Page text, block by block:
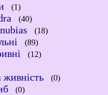
(1)
(40)
(18)
(89)
(12)
живність (0)
(0)